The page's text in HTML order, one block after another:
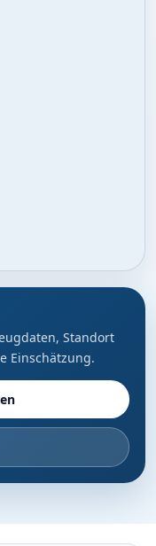
Standort
Einschätzung.